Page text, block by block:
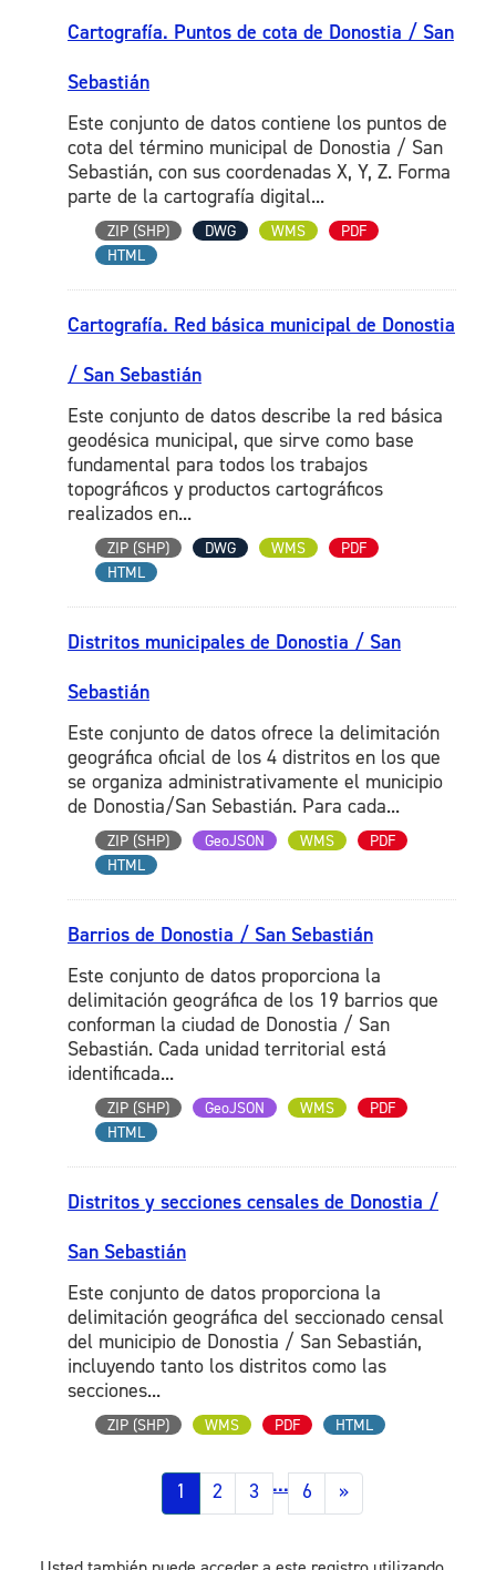
Cartografía. Puntos de cota de Donostia / San
Sebastián
Este conjunto de datos contiene los puntos de
cota del término municipal de Donostia / San
Sebastián, con sus coordenadas X, Y, Z. Forma
parte de la cartografía digital...
ZIP (SHP) DWG WMS
PDF
HTML
Cartografía. Red básica municipal de Donostia
/ San Sebastián
Este conjunto de datos describe la red básica
geodésica municipal, que sirve como base
fundamental para todos los trabajos
topográficos y productos cartográficos
realizados en...
ZIP (SHP) DWG WMS
PDF
HTML
Distritos municipales de Donostia / San
Sebastián
Este conjunto de datos ofrece la delimitación
geográfica oficial de los 4 distritos en los que
se organiza administrativamente el municipio
de Donostia/San Sebastián. Para cada...
ZIP (SHP) GeoJSON WMS
PDF
HTML
Barrios de Donostia / San Sebastián
Este conjunto de datos proporciona la
delimitación geográfica de los 19 barrios que
conforman la ciudad de Donostia / San
Sebastián. Cada unidad territorial está
identificada...
ZIP (SHP) GeoJSON WMS
PDF
HTML
Distritos y secciones censales de Donostia /
San Sebastián
Este conjunto de datos proporciona la
delimitación geográfica del seccionado censal
del municipio de Donostia / San Sebastián,
incluyendo tanto los distritos como las
secciones...
ZIP (SHP) WMS PDF HTML
1 2 3 ... 6 »